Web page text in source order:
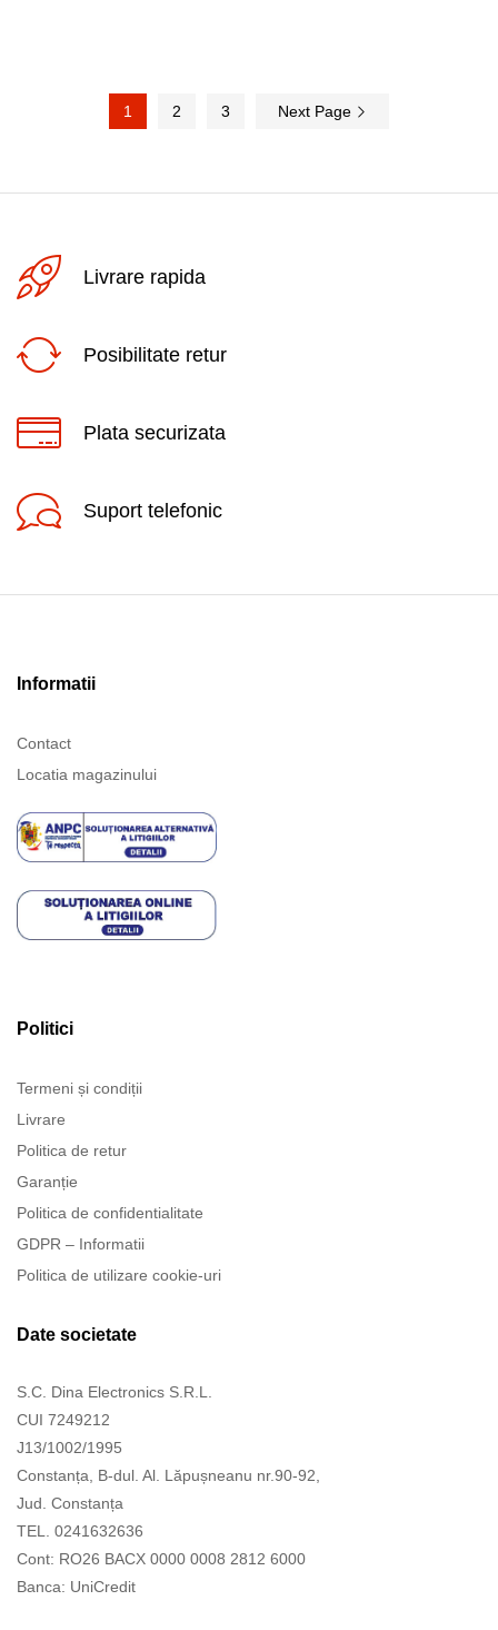
1 2 3 Next Page
Livrare rapida
Posibilitate retur
Plata securizata
Suport telefonic
Informatii
Contact
Locatia magazinului
Politici
Termeni și condiții
Livrare
Politica de retur
Garanție
Politica de confidentialitate
GDPR – Informatii
Politica de utilizare cookie-uri
Date societate
S.C. Dina Electronics S.R.L.
CUI 7249212
J13/1002/1995
Constanța, B-dul. Al. Lăpușneanu nr.90-92,
Jud. Constanța
TEL. 0241632636
Cont: RO26 BACX 0000 0008 2812 6000
Banca: UniCredit